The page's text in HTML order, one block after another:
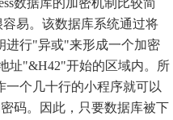
数据库的加密机制比较简
易。该数据库系统通过将
进行"异或"来形成一个加密
址"&H42"开始的区域内。所
一个几十行的小程序就可以
码。因此，只要数据库被下